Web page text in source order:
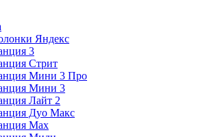
Яндекс
3
Стрит
Мини 3 Про
Мини 3
Лайт 2
Дуо Макс
Max